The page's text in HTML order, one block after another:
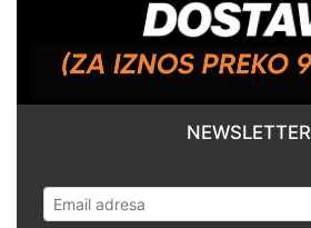
NEWSLETTER